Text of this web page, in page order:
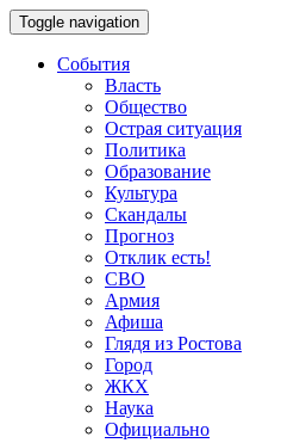
Toggle navigation
События
Власть
Общество
Острая ситуация
Политика
Образование
Культура
Скандалы
Прогноз
Отклик есть!
СВО
Армия
Афиша
Глядя из Ростова
Город
ЖКХ
Наука
Официально